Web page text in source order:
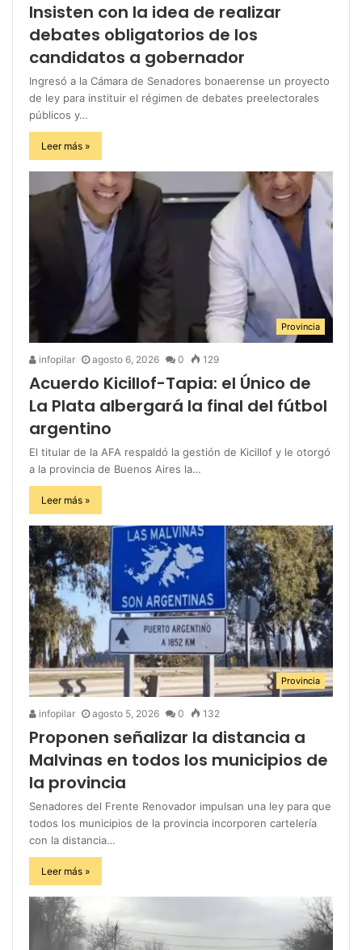
Insisten con la idea de realizar
debates obligatorios de los
candidatos a gobernador
Ingresó a la Cámara de Senadores bonaerense un proyecto
de ley para instituir el régimen de debates preelectorales
públicos y…
Leer más »
Provincia
infopilar agosto 6, 2026 0 129
Acuerdo Kicillof-Tapia: el Único de
La Plata albergará la final del fútbol
argentino
El titular de la AFA respaldó la gestión de Kicillof y le otorgó
a la provincia de Buenos Aires la…
Leer más »
Provincia
infopilar agosto 5, 2026 0 132
Proponen señalizar la distancia a
Malvinas en todos los municipios de
la provincia
Senadores del Frente Renovador impulsan una ley para que
todos los municipios de la provincia incorporen cartelería
con la distancia…
Leer más »